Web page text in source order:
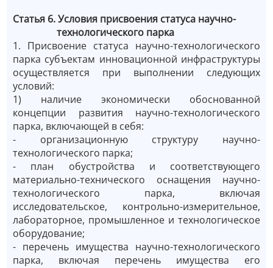
Статья 6. Условия присвоения статуса научно-
технологического парка
1. Присвоение статуса научно-технологического
парка субъектам инновационной инфраструктуры
осуществляется при выполнении следующих
условий:
1) наличие экономически обоснованной
концепции развития научно-технологического
парка, включающей в себя:
- организационную структуру научно-
технологического парка;
- план обустройства и соответствующего
материально-технического оснащения научно-
технологического парка, включая
исследовательское, контрольно-измерительное,
лабораторное, промышленное и технологическое
оборудование;
- перечень имущества научно-технологического
парка, включая перечень имущества его